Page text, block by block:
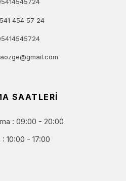
454 57 24
SAATLERİ
: 09:00 - 20:00
10:00 - 17:00